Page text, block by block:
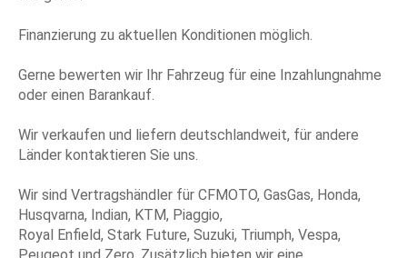
Finanzierung zu aktuellen Konditionen möglich.
Gerne bewerten wir Ihr Fahrzeug für eine Inzahlungnahme
oder einen Barankauf.
Wir verkaufen und liefern deutschlandweit, für andere
Länder kontaktieren Sie uns.
Wir sind Vertragshändler für CFMOTO, GasGas, Honda,
Husqvarna, Indian, KTM, Piaggio,
Royal Enfield, Stark Future, Suzuki, Triumph, Vespa,